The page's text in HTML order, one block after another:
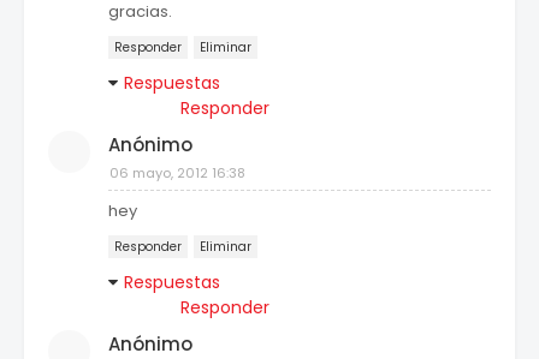
gracias.
Responder Eliminar
Respuestas
Responder
Anónimo
06 mayo, 2012 16:38
hey
Responder Eliminar
Respuestas
Responder
Anónimo